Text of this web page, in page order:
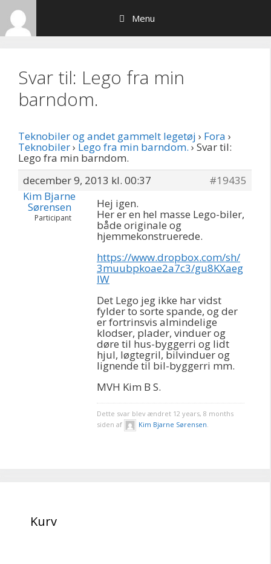
Hop
indhold
Menu
Svar til: Lego fra min
barndom.
Teknobiler og andet gammelt legetøj › Fora ›
Teknobiler› Lego fra min barndom. ›Svar til:
Lego fra min barndom.
december 9, 2013 kl. 00:37
#19435
Kim Bjarne
Sørensen
Participant
Hej igen.
Her er en hel masse Lego-biler,
både originale og
hjemmekonstruerede.
https://www.dropbox.com/sh/
3muubpkoae2a7c3/gu8KXaeg
lW
Det Lego jeg ikke har vidst
fylder to sorte spande, og der
er fortrinsvis almindelige
klodser, plader, vinduer og
døre til hus-byggerri og lidt
hjul, løgtegril, bilvinduer og
lignende til bil-byggerri mm.
MVH Kim B S.
Dette svar blev ændret 12 years, 8 months
siden af
Kim Bjarne Sørensen.
Kurv